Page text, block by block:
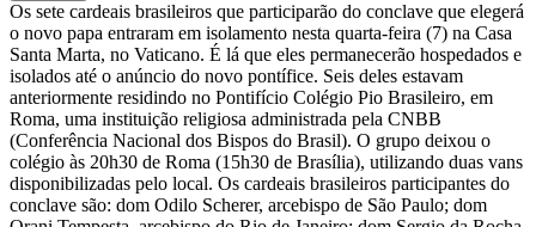
Os sete cardeais brasileiros que participarão do conclave que elegerá
o novo papa entraram em isolamento nesta quarta-feira (7) na Casa
Santa Marta, no Vaticano. É lá que eles permanecerão hospedados e
isolados até o anúncio do novo pontífice. Seis deles estavam
anteriormente residindo no Pontifício Colégio Pio Brasileiro, em
Roma, uma instituição religiosa administrada pela CNBB
(Conferência Nacional dos Bispos do Brasil). O grupo deixou o
colégio às 20h30 de Roma (15h30 de Brasília), utilizando duas vans
disponibilizadas pelo local. Os cardeais brasileiros participantes do
conclave são: dom Odilo Scherer, arcebispo de São Paulo; dom